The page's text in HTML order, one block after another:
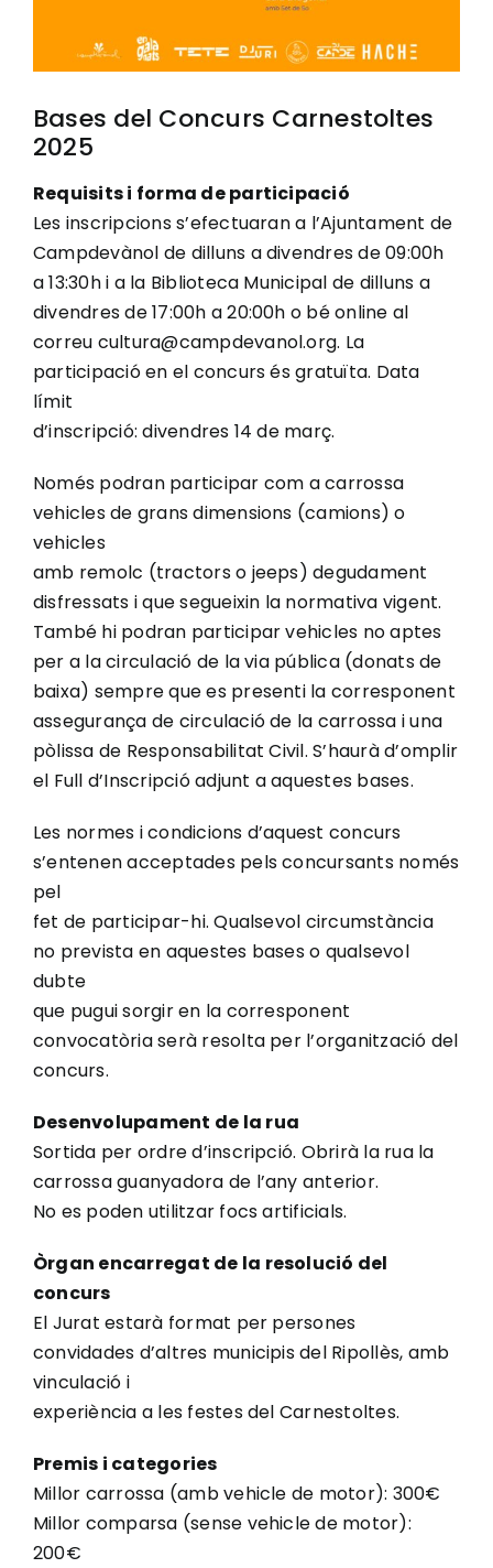
Bases del Concurs Carnestoltes
2025
Requisits i forma de participació
Les inscripcions s’efectuaran a l’Ajuntament de
Campdevànol de dilluns a divendres de 09:00h
a 13:30h i a la Biblioteca Municipal de dilluns a
divendres de 17:00h a 20:00h o bé online al
correu cultura@campdevanol.org. La
participació en el concurs és gratuïta. Data
límit
d’inscripció: divendres 14 de març.
Només podran participar com a carrossa
vehicles de grans dimensions (camions) o
vehicles
amb remolc (tractors o jeeps) degudament
disfressats i que segueixin la normativa vigent.
També hi podran participar vehicles no aptes
per a la circulació de la via pública (donats de
baixa) sempre que es presenti la corresponent
assegurança de circulació de la carrossa i una
pòlissa de Responsabilitat Civil. S’haurà d’omplir
el Full d’Inscripció adjunt a aquestes bases.
Les normes i condicions d’aquest concurs
s’entenen acceptades pels concursants només
pel
fet de participar-hi. Qualsevol circumstància
no prevista en aquestes bases o qualsevol
dubte
que pugui sorgir en la corresponent
convocatòria serà resolta per l’organització del
concurs.
Desenvolupament de la rua
Sortida per ordre d’inscripció. Obrirà la rua la
carrossa guanyadora de l’any anterior.
No es poden utilitzar focs artificials.
Òrgan encarregat de la resolució del
concurs
El Jurat estarà format per persones
convidades d’altres municipis del Ripollès, amb
vinculació i
experiència a les festes del Carnestoltes.
Premis i categories
Millor carrossa (amb vehicle de motor): 300€
Millor comparsa (sense vehicle de motor):
200€